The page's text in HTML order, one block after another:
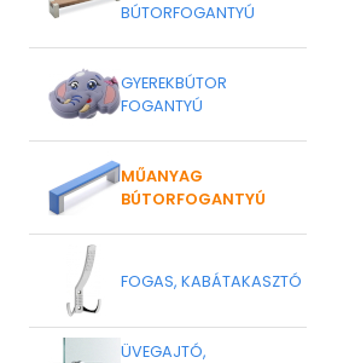
BÚTORFOGANTYÚ
GYEREKBÚTOR
FOGANTYÚ
MŰANYAG
BÚTORFOGANTYÚ
FOGAS, KABÁTAKASZTÓ
ÜVEGAJTÓ,